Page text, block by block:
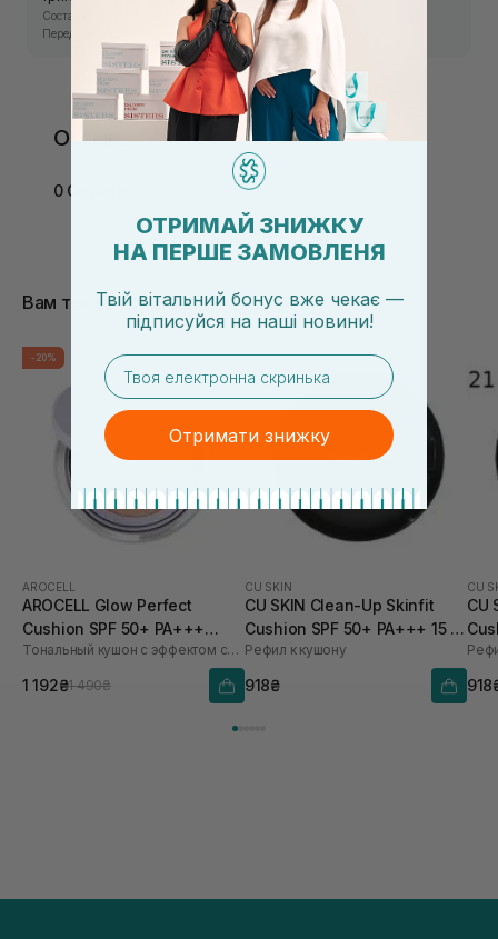
Состав средства может изменяться производителем.
Перед использованием ознакомьтесь с информацией на упаковке.
Отзывы
0 Отзывов
Вам также понравится
-20%
AROCELL
AROCELL Glow Perfect
Cushion SPF 50+ PA+++
№23, 15 г
Тональный кушон с эффектом сияния
1 192₴1 490₴
CU SKIN
CU SKIN Clean-Up Skinfit
Cushion SPF 50+ PA+++ 15 г
23 тон
Рефил к кушону
918₴
CU
CU
21
ОТРИМАЙ ЗНИЖКУ
НА ПЕРШЕ ЗАМОВЛЕНЯ
Твій вітальний бонус вже чекає —
підписуйся на наші новини!
email
Отримати знижку